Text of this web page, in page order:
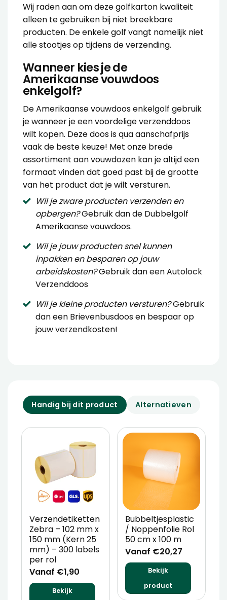
Wij raden aan om deze golfkarton kwaliteit
alleen te gebruiken bij niet breekbare
producten. De enkele golf vangt namelijk niet
alle stootjes op tijdens de verzending.
Wanneer kies je de
Amerikaanse vouwdoos
enkelgolf?
DeAmerikaanse vouwdoos enkelgolf gebruik
je wanneer je een voordelige verzenddoos
wilt kopen. Deze doos is qua aanschafprijs
vaak de beste keuze! Met onze brede
assortiment aan vouwdozen kan je altijd een
formaat vinden dat goed past bij de grootte
van het product dat je wilt versturen.
Wil je zware producten verzenden en
opbergen?Gebruik dan de Dubbelgolf
Amerikaanse vouwdoos.
Wil je jouw producten snel kunnen
inpakken en besparen op jouw
arbeidskosten?Gebruik dan eenAutolock
Verzenddoos
Wil je kleine producten versturen?Gebruik
dan een Brievenbusdoosen bespaar op
jouw verzendkosten!
Handig bij dit product Alternatieven
Verzendetiketten
Zebra – 102 mm x
150 mm (Kern 25
mm) – 300 labels
per rol
Vanaf €1,90
Bekijk
Bubbeltjesplastic
/ Noppenfolie Rol
50 cm x 100 m
Vanaf €20,27
Bekijk
product